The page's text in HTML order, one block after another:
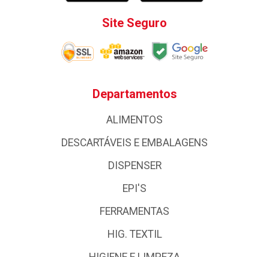
Site Seguro
Departamentos
ALIMENTOS
DESCARTÁVEIS E EMBALAGENS
DISPENSER
EPI'S
FERRAMENTAS
HIG. TEXTIL